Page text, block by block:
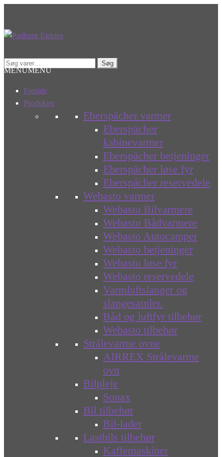
Spring
Spring
Søg
efter:
Søg
MENUMENU
Forside
Produkter
Eberspächer varmer
Eberspächer
kabinevarmer
Eberspächer betjeninger
Eberspächer løse fyr
Eberspächer reservedele
Webasto varmer
Webasto Bilvarmere
Webasto Bådvarmere
Webasto Autocamper
Webasto betjeninger
Webasto løse fyr
Webasto reservedele
Varmluftslanger og
slangesamler.
Båd og luftfyr tilbehør
Webasto tilbehør
Strålevarme ovne
AIRREX Strålevarme
ovn
Bilpleje
Sonax
Bil tilbehør
Bil-lader
Lastbils tilbehør
Kaffemaskiner